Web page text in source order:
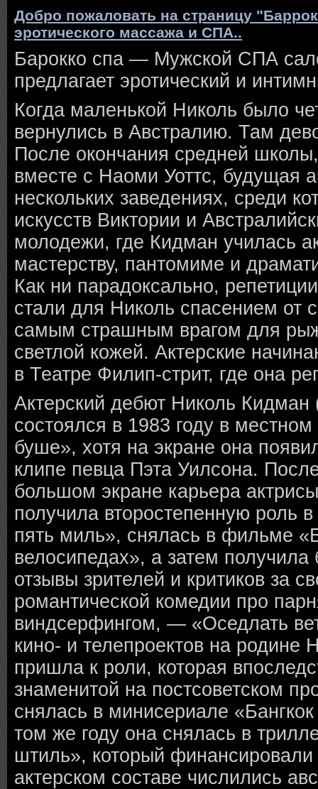
Добро пожаловать на страницу
эротического массажа и СПА..
Барокко спа — Мужской СПА
предлагает эротический и
Когда маленькой Николь было
вернулись в Австралию. Там
После окончания средней
вместе с Наоми Уоттс, будущая
нескольких заведениях, среди
искусств Виктории и
молодежи, где Кидман училась
мастерству, пантомиме и
Как ни парадоксально,
стали для Николь спасением от
самым страшным врагом для
светлой кожей. Актерские
в Театре Филип-стрит, где она
Актерский дебют Николь Кидман
состоялся в 1983 году в
буше», хотя на экране она
клипе певца Пэта Уилсона.
большом экране карьера
получила второстепенную роль
пять миль», снялась в фильме
велосипедах», а затем получила
отзывы зрителей и критиков за
романтической комедии про
виндсерфингом, — «Оседлать
кино- и телепроектов на родине
пришла к роли, которая
знаменитой на постсоветском
снялась в минисериале
том же году она снялась в
штиль», который финансировали
актерском составе числились